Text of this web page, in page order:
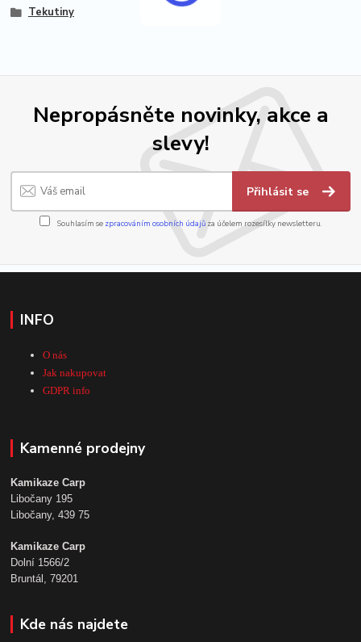
Tekutiny
Nepropásněte novinky, akce a
slevy!
Přihlásit se
Souhlasím se zpracováním osobních údajůza účelem rozesílky newsletteru.
INFO
O nás
Jak nakupovat
GDPR info
Kamenné prodejny
Kamikaze Carp
Libočany 195
Libočany, 439 75
Kamikaze Carp
Dolní 1566/2
Bruntál, 79201
Kde nás najdete